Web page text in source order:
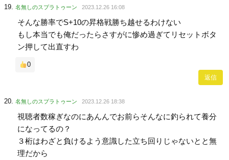
名無しのスプラトゥーン 2023.12.26 16:08
そんな勝率でS+10の昇格戦勝ち越せるわけない
もし本当でも俺だったらさすがに惨め過ぎてリセットボタ
ン押して出直すわ
0
返信
名無しのスプラトゥーン 2023.12.26 18:38
視聴者数稼ぎなのにあんんでお前らそんなに釣られて養分
になってるの？
３桁はわざと負けるよう意識した立ち回りじゃないとと無
理だから